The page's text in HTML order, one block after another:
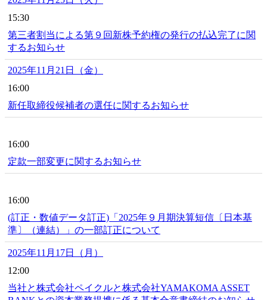
15:30
第三者割当による第９回新株予約権の発行の払込完了に関
するお知らせ
2025年11月21日（金）
16:00
新任取締役候補者の選任に関するお知らせ
16:00
定款一部変更に関するお知らせ
16:00
(訂正・数値データ訂正)「2025年９月期決算短信〔日本基
準〕（連結）」の一部訂正について
2025年11月17日（月）
12:00
当社と株式会社ペイクルと株式会社YAMAKOMA ASSET